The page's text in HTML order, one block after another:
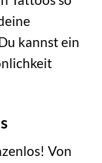
kannst ein
Von